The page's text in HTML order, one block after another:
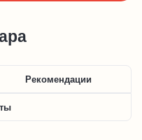
Рекомендации